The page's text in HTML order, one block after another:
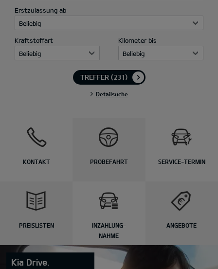
Erstzulassung ab
Beliebig
Kraftstoffart
Beliebig
Kilometer bis
Beliebig
Detailsuche
TREFFER (231)
KONTAKT PROBEFAHRT SERVICE-TERMIN
PREISLISTEN
INZAHLUNG-
NAHME
ANGEBOTE
Kia Drive.